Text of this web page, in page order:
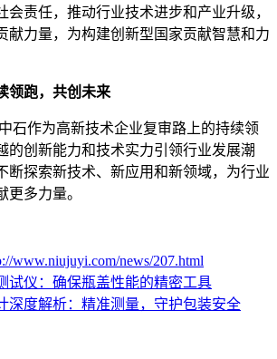
会责任，推动行业技术进步和产业升级，
献力量，为构建创新型国家贡献智慧和力
跑，共创未来
作为高新技术企业复审路上的持续领
的创新能力和技术实力引领行业发展潮
断探索新技术、新应用和新领域，为行业
更多力量。
www.niujuyi.com/news/207.html
试仪：确保瓶盖性能的精密工具
深度解析：精准测量，守护包装安全